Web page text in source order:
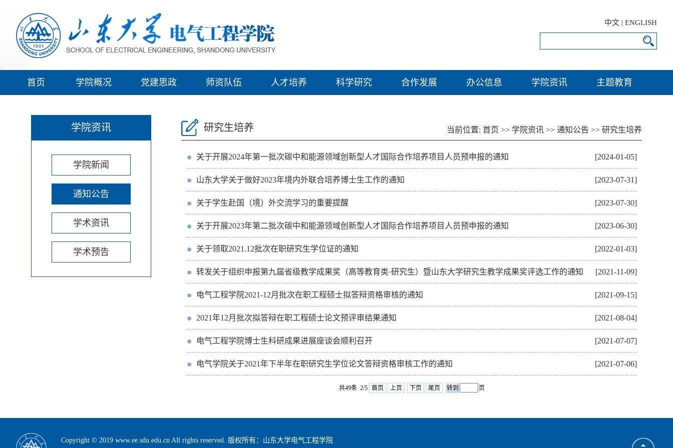
中文 | ENGLISH
首页 学院概况 党建思政 师资队伍 人才培养 科学研究 合作发展 办公信息 学院资讯 主题教育
学院资讯
学院新闻
通知公告
学术资讯
学术预告
研究生培养 当前位置: 首页 >> 学院资讯 >> 通知公告 >> 研究生培养
[2024-01-05]
关于开展2024年第一批次碳中和能源领域创新型人才国际合作培养项目人员预申报的通知
[2023-07-31]
山东大学关于做好2023年境内外联合培养博士生工作的通知
[2023-07-30]
关于学生赴国（境）外交流学习的重要提醒
[2023-06-30]
关于开展2023年第二批次碳中和能源领域创新型人才国际合作培养项目人员预申报的通知
[2022-01-03]
关于领取2021.12批次在职研究生学位证的通知
[2021-11-09]
转发关于组织申报第九届省级教学成果奖（高等教育类·研究生）暨山东大学研究生教学成果奖评选工作的通知
[2021-09-15]
电气工程学院2021-12月批次在职工程硕士拟答辩资格审核的通知
[2021-08-04]
2021年12月批次拟答辩在职工程硕士论文预评审结果通知
[2021-07-07]
电气工程学院博士生科研成果进展座谈会顺利召开
[2021-07-06]
电气学院关于2021年下半年在职研究生学位论文答辩资格审核工作的通知
共49条 2/5 首页 上页 下页 尾页 页
Copyright © 2019 www.ee.sdu.edu.cn All rights reserved. 版权所有：山东大学电气工程学院